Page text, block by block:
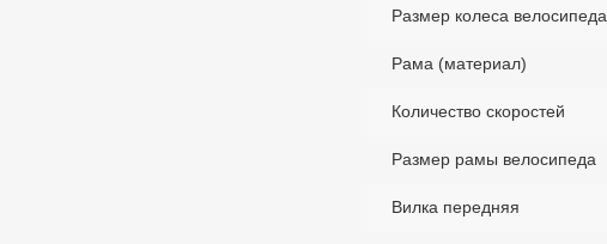
Размер колеса велосипеда
Рама (материал)
Количество скоростей
Размер рамы велосипеда
Вилка передняя